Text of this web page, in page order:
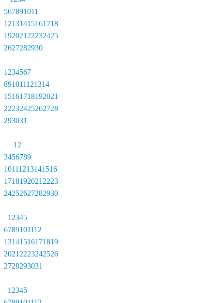
567891011
12131415161718
192021 22232425
2627282930
1 234567
891011121314
15161718192021
22232425262728
293031
1 2
3456789
10111213141516
1718192021 2223
24252627282930
1 2345
6789101112
13141516171819
2021 2223242526
2728293031
1 2345